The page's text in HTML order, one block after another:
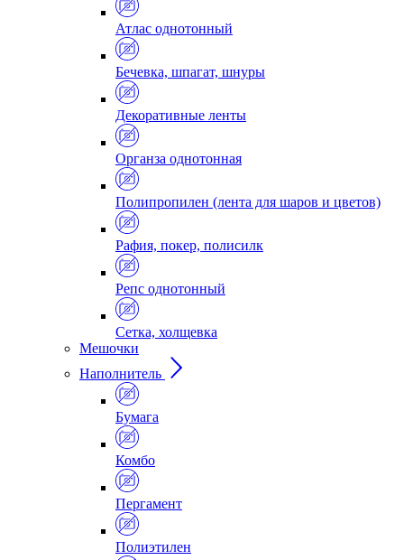
Атлас однотонный
Бечевка, шпагат, шнуры
Декоративные ленты
Органза однотонная
Полипропилен (лента для шаров и цветов)
Рафия, покер, полисилк
Репс однотонный
Сетка, холщевка
Мешочки
Наполнитель
Бумага
Комбо
Пергамент
Полиэтилен